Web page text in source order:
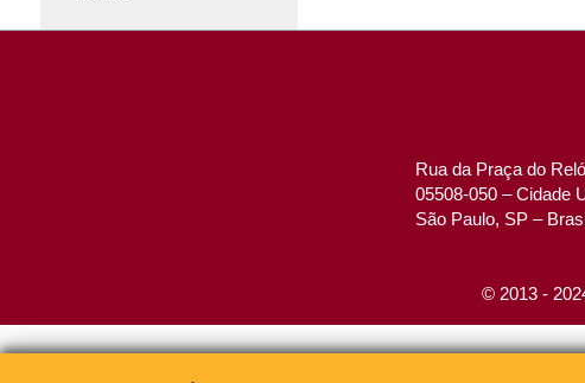
Rua da Praça do
05508-050 – Cidade
São Paulo, SP –
© 2013 -